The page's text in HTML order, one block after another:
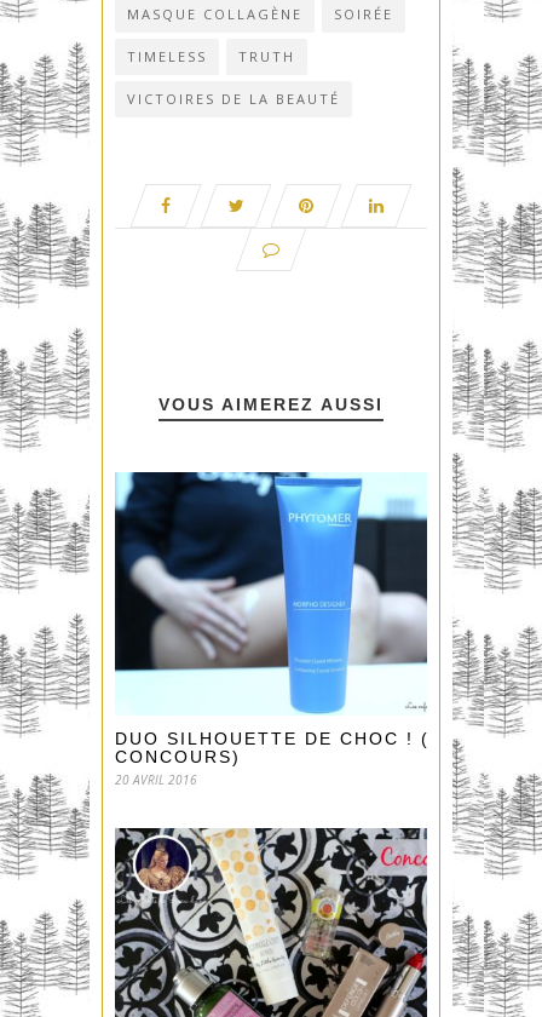
MASQUE COLLAGÈNE SOIRÉE
TIMELESS TRUTH
VICTOIRES DE LA BEAUTÉ
VOUS AIMEREZ AUSSI
DUO SILHOUETTE DE CHOC ! (+
CONCOURS)
20 AVRIL 2016